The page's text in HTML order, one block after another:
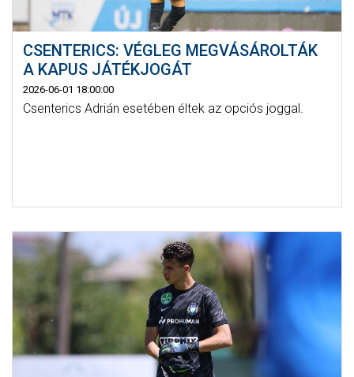
CSENTERICS: VÉGLEG MEGVÁSÁROLTÁK
A KAPUS JÁTÉKJOGÁT
2026-06-01 18:00:00
Csenterics Adrián esetében éltek az opciós joggal.